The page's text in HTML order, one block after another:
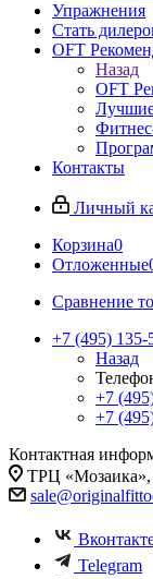
Упражнения
Стать
OFT
Назад
OFT
Контакты
Личный
Корзина0
Отложенные
Сравнение
+7 (495) 135-
Назад
+7
+7
Контактная
ТРЦ «Мозаика»,
Telegram